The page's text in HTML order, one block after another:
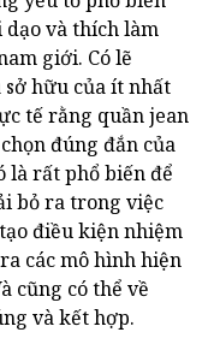
dạo và thích làm
giới. Có lẽ
hữu của ít nhất
tế rằng quần jean
đúng đắn của
là rất phổ biến để
bỏ ra trong việc
điều kiện nhiệm
các mô hình hiện
cũng có thể về
và kết hợp.